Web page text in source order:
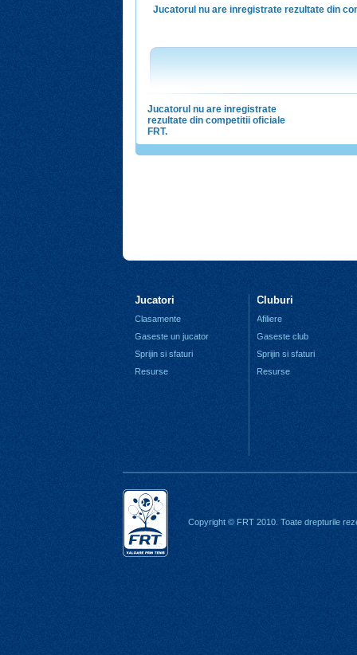
Jucatorul nu are inregistrate rezultate din
Jucatorul nu are inregistrate
rezultate din competitii oficiale
FRT.
Jucatori
Clasamente
Gaseste un jucator
Sprijin si sfaturi
Resurse
Cluburi
Afiliere
Gaseste club
Sprijin si sfaturi
Resurse
Copyright © FRT 2010. Toate drepturile